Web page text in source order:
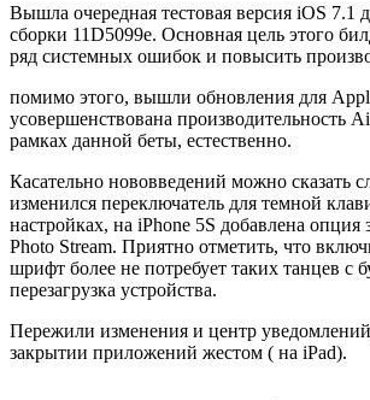
Вышла очередная тестовая версия iOS 7.1
сборки 11D5099e. Основная цель этого
ряд системных ошибок и повысить
помимо этого, вышли обновления для
усовершенствована производительность
рамках данной беты, естественно.
Касательно нововведений можно сказать
изменился переключатель для темной
настройках, на iPhone 5S добавлена опция
Photo Stream. Приятно отметить, что
шрифт более не потребует таких танцев с
перезагрузка устройства.
Пережили изменения и центр
закрытии приложений жестом ( на iPad).